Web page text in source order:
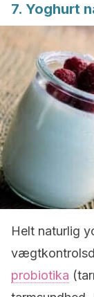
7. Yoghurt
Helt naturlig
probiotika